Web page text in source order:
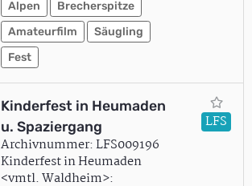
Alpen
Brecherspitze
Amateurfilm
Säugling
Fest
Kinderfest in Heumaden
u. Spaziergang
Archivnummer: LFS009196
Kinderfest in Heumaden
<vmtl. Waldheim>:
LFS